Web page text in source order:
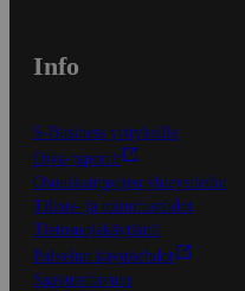
Info
S-Business yrityksille
Oiva-raportit
Osuuskauppojen yhteystiedot
Tilaus- ja toimitusehdot
Tietosuojakäytäntö
Palvelun käyttöehdot
Saavutettavuus